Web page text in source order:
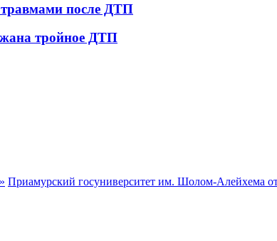
после ДТП
тройное ДТП
Приамурский госуниверситет им. Шолом-Алейхема